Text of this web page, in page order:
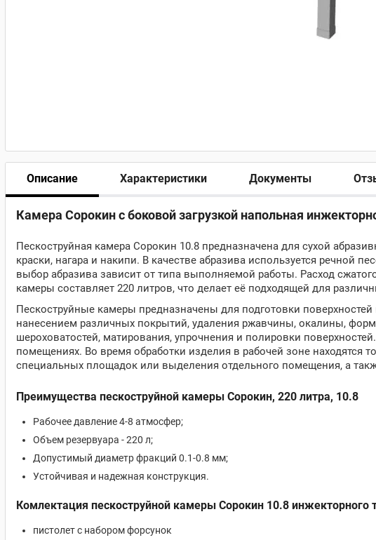
Описание Характеристики Документы
Камера Сорокин с боковой загрузкой напольная
Пескоструйная камера Сорокин 10.8 предназначена для сухой
краски, нагара и накипи. В качестве абразива используется речной
выбор абразива зависит от типа выполняемой работы. Расход
камеры составляет 220 литров, что делает её подходящей для
Пескоструйные камеры предназначены для подготовки
нанесением различных покрытий, удаления ржавчины, окалины,
шероховатостей, матирования, упрочнения и полировки
помещениях. Во время обработки изделия в рабочей зоне находятся
специальных площадок или выделения отдельного помещения, а
Преимущества пескоструйной камеры Сорокин, 220 литра, 10.8
Рабочее давление 4-8 атмосфер;
Объем резервуара - 220 л;
Допустимый диаметр фракций 0.1-0.8 мм;
Устойчивая и надежная конструкция.
Комлектация пескоструйной камеры Сорокин 10.8 инжекторного
пистолет с набором форсунок